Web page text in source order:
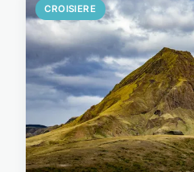
CROISIERE